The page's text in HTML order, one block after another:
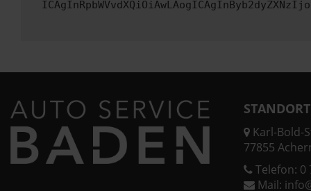
Karl-Bold-
77855
Telefon: 0
Mail: